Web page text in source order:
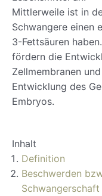
Mittlerweile ist in
Schwangere einen
3-Fettsäuren
fördern die
Zellmembranen
Entwicklung des
Embryos.
Inhalt
Definition
Beschwerden